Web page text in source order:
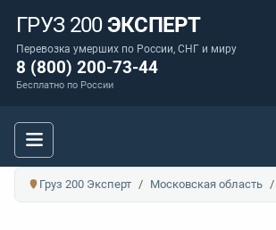
ГРУЗ 200ЭКСПЕРТ
Перевозка умерших по России, СНГ и миру
8 (800) 200-73-44
Бесплатно по России
Груз 200 Эксперт Московская область